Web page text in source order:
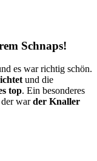
Schnaps!
es war richtig schön.
und die
top. Ein besonderes
warder Knaller